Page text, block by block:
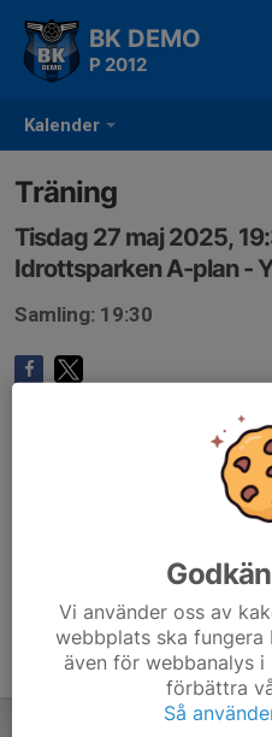
Kalender
BK DEMO
P 2012
Träning
Tisdag 27 maj 2025,
Idrottsparken A-plan -
Samling: 19:30
Vi använder oss av
webbplats ska fungera
även för webbanalys
förbättra
Så